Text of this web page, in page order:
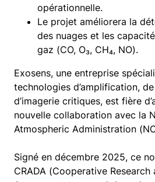
opérationnelle.
Le projet améliorera la
des nuages et les
gaz (CO, O₃, CH₄, NO).
Exosens, une entreprise
technologies d’amplification,
d’imagerie critiques, est fière
nouvelle collaboration avec la
Atmospheric Administration
Signé en décembre 2025, ce
CRADA (Cooperative